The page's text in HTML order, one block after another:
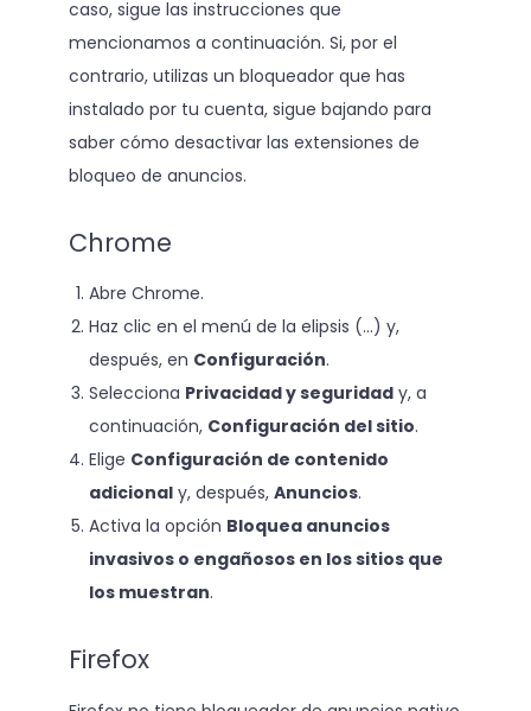
caso, sigue las instrucciones que
mencionamos a continuación. Si, por el
contrario, utilizas un bloqueador que has
instalado por tu cuenta, sigue bajando para
saber cómo desactivar las extensiones de
bloqueo de anuncios.
Chrome
Abre Chrome.
Haz clic en el menú de la elipsis (…) y,
después, en Configuración.
Selecciona Privacidad y seguridad y, a
continuación, Configuración del sitio.
Elige Configuración de contenido
adicional y, después, Anuncios.
Activa la opción Bloquea anuncios
invasivos o engañosos en los sitios que
los muestran.
Firefox